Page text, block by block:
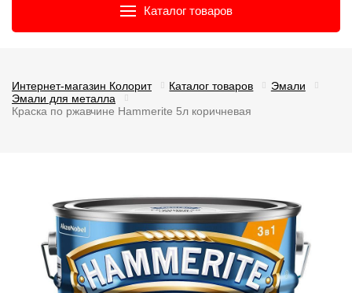
Каталог товаров
Интернет-магазин Колорит Каталог товаров
Эмали
Эмали для металла
Краска по ржавчине Hammerite 5л коричневая